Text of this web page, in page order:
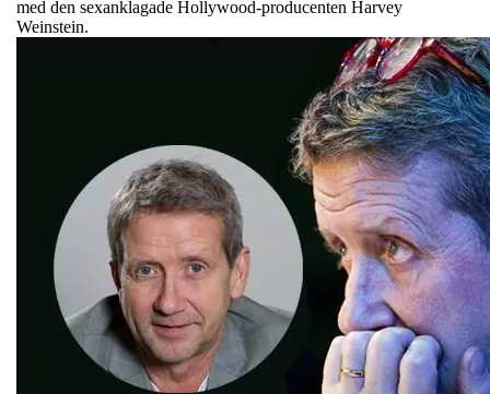
med den sexanklagade Hollywood-producenten Harvey
Weinstein.